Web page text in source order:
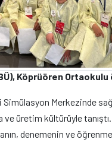
Köprüören Ortaokulu
Merkezinde
ve üretim kültürüyle
denemenin ve